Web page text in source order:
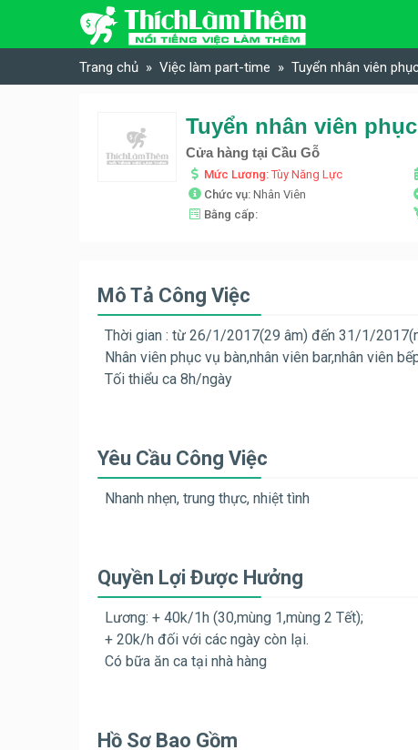
Skip to content
Trang chủ Việc làm part-time Tuyển nhân viên
Tuyển nhân viên
Cửa hàng tại Cầu Gỗ
Mức Lương:Tùy Năng Lực
Chức vụ: Nhân Viên
Bằng cấp:
Mô Tả Công Việc
Thời gian : từ 26/1/2017(29 âm) đến 31/1/
Nhân viên phục vụ bàn,nhân viên bar,nhân viên
Tối thiểu ca 8h/ngày
Yêu Cầu Công Việc
Nhanh nhẹn, trung thực, nhiệt tình
Quyền Lợi Được Hưởng
Lương: + 40k/1h (30,mùng 1,mùng 2 Tết);
+ 20k/h đối với các ngày còn lại.
Có bữa ăn ca tại nhà hàng
Hồ Sơ Bao Gồm